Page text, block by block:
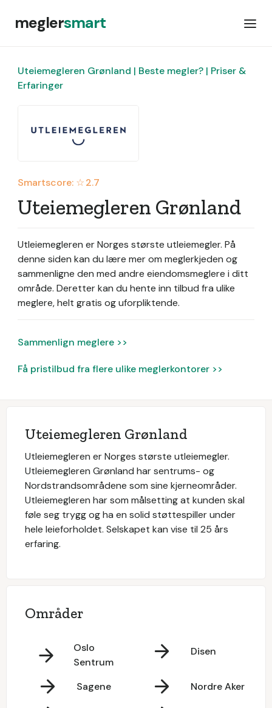
meglersmart
Uteiemegleren Grønland | Beste megler? | Priser &
Erfaringer
Smartscore: ☆2.7
Uteiemegleren Grønland
Utleiemegleren er Norges største utleiemegler. På
denne siden kan du lære mer om meglerkjeden og
sammenligne den med andre eiendomsmeglere i ditt
område. Deretter kan du hente inn tilbud fra ulike
meglere, helt gratis og uforpliktende.
Sammenlign meglere >>
Få pristilbud fra flere ulike meglerkontorer >>
Uteiemegleren Grønland
Utleiemegleren er Norges største utleiemegler.
Utleiemegleren Grønland har sentrums- og
Nordstrandsområdene som sine kjerneområder.
Utleiemegleren har som målsetting at kunden skal
føle seg trygg og ha en solid støttespiller under
hele leieforholdet. Selskapet kan vise til 25 års
erfaring.
Områder
Oslo
Sentrum
Disen
Sagene Nordre Aker